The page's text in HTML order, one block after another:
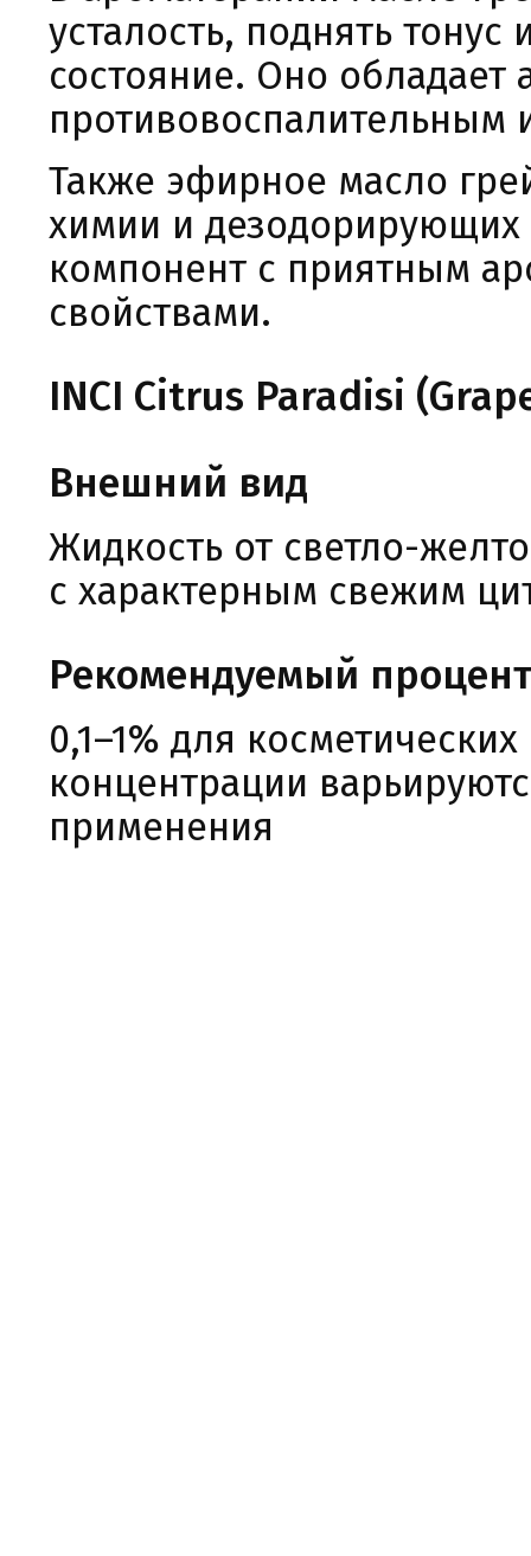
усталость, поднять
состояние. Оно обладает
противовоспалительным
Также эфирное масло
химии и дезодорирующих
компонент с приятным
свойствами.
INCI Citrus Paradisi
Внешний вид
Жидкость от светло-
с характерным свежим
Рекомендуемый
0,1–1% для
концентрации
применения